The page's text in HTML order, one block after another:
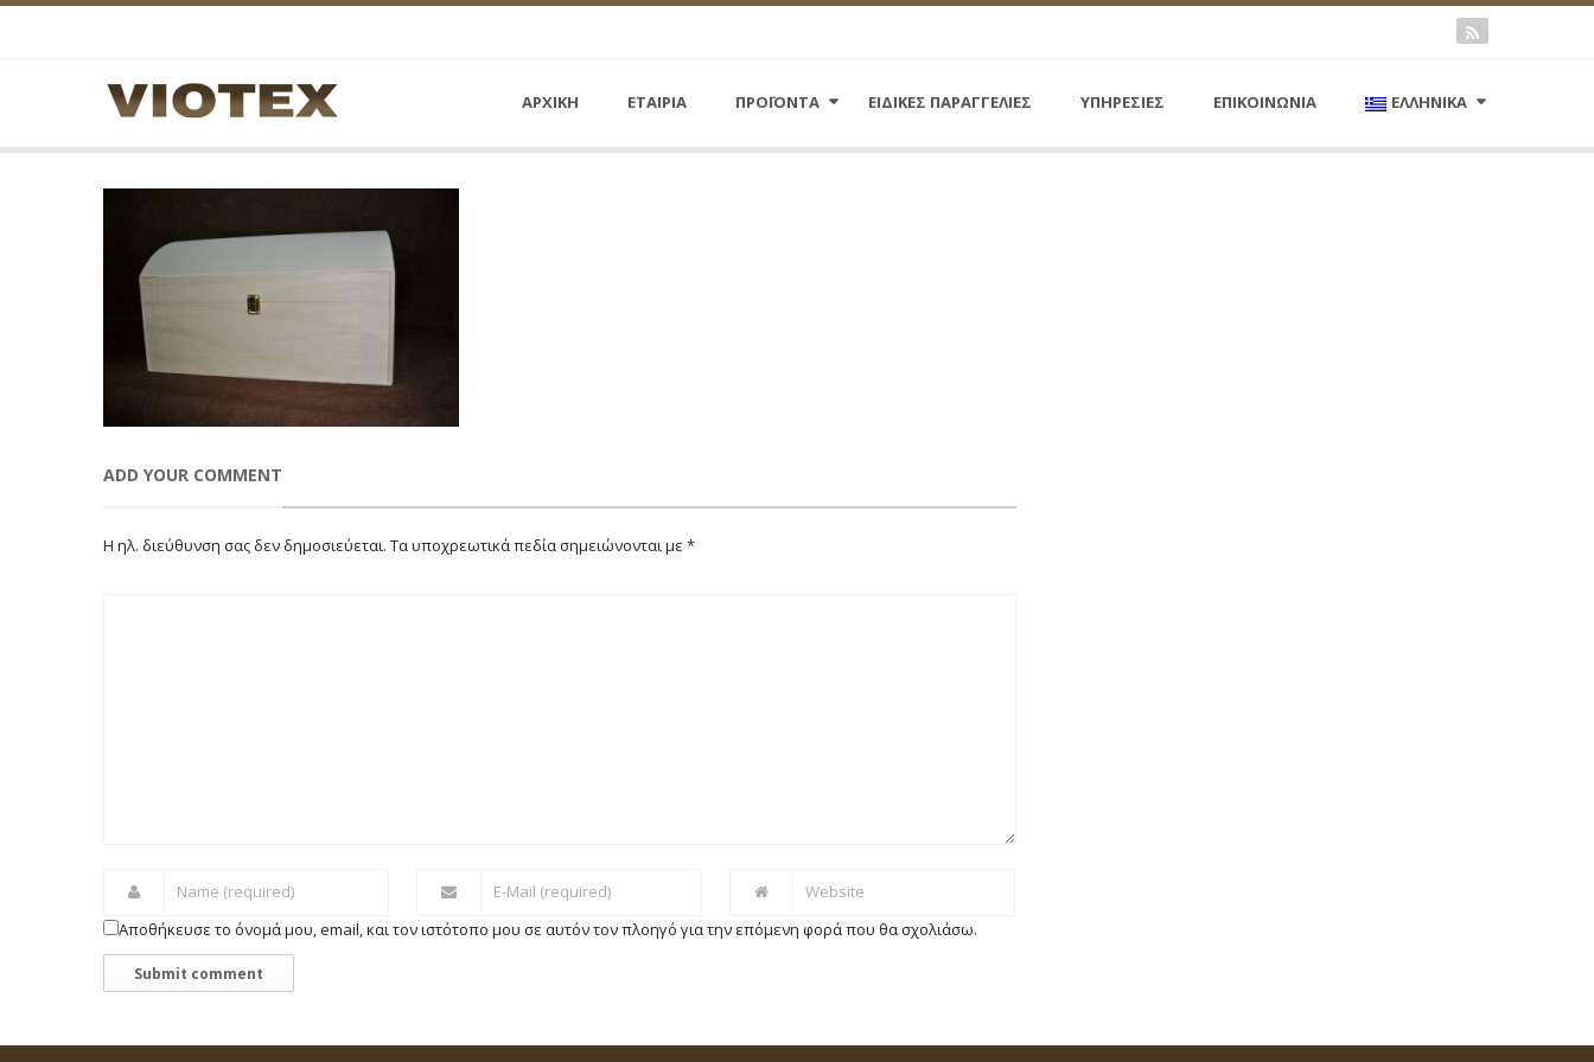
ΑΡΧΙΚΗ ΕΤΑΙΡΙΑ ΠΡΟΪΟΝΤΑ ΕΙΔΙΚΕΣ ΠΑΡΑΓΓΕΛΙΕΣ ΥΠΗΡΕΣΙΕΣ ΕΠΙΚΟΙΝΩΝΙΑ ΕΛΛΗΝΙΚΑ
ADD YOUR COMMENT
Η ηλ. διεύθυνση σας δεν δημοσιεύεται. Τα υποχρεωτικά πεδία σημειώνονται με *
Αποθήκευσε το όνομά μου, email, και τον ιστότοπο μου σε αυτόν τον πλοηγό για την επόμενη φορά που θα σχολιάσω.